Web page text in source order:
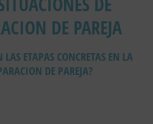
DE PAREJA
LAS ETAPAS CONCRETAS EN LA
DE PAREJA?